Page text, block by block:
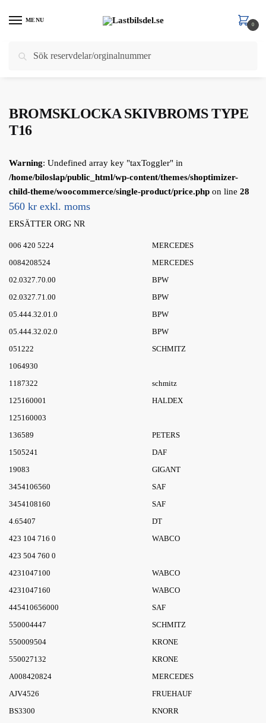
MENU
efter:
0
Hem Släp / BROMSKLOCKOR / BROMSKLOCKA SKIVBROMS TYPE T16
BROMSKLOCKA SKIVBROMS TYPE
T16
Warning: Undefined array key "taxToggler" in
/home/biloslap/public_html/wp-content/themes/shoptimizer-
child-theme/woocommerce/single-product/price.php on line 28
560 kr exkl. moms
ERSÄTTER ORG NR
006 420 5224
MERCEDES
0084208524
MERCEDES
02.0327.70.00
BPW
02.0327.71.00
BPW
05.444.32.01.0
BPW
05.444.32.02.0
BPW
051222
SCHMITZ
1064930
1187322
schmitz
125160001
HALDEX
125160003
136589
PETERS
1505241
DAF
19083
GIGANT
3454106560
SAF
3454108160
SAF
4.65407
DT
423 104 716 0
WABCO
423 504 760 0
4231047100
WABCO
4231047160
WABCO
445410656000
SAF
550004447
SCHMITZ
550009504
KRONE
550027132
KRONE
A008420824
MERCEDES
AJV4526
FRUEHAUF
BS3300
KNORR